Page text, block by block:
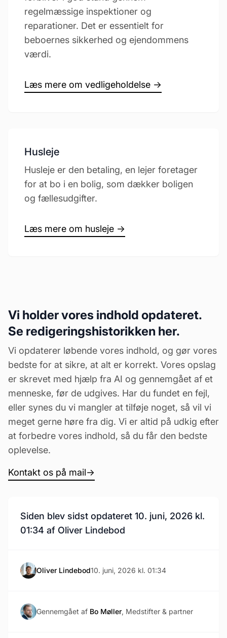
regelmæssige inspektioner og
reparationer. Det er essentielt for
beboernes sikkerhed og ejendommens
værdi.
Læs mere om vedligeholdelse →
Husleje
Husleje er den betaling, en lejer foretager
for at bo i en bolig, som dækker boligen
og fællesudgifter.
Læs mere om husleje →
Vi holder vores indhold opdateret.
Se redigeringshistorikken her.
Vi opdaterer løbende vores indhold, og gør vores
bedste for at sikre, at alt er korrekt. Vores opslag
er skrevet med hjælp fra AI og gennemgået af et
menneske, før de udgives. Har du fundet en fejl,
eller synes du vi mangler at tilføje noget, så vil vi
meget gerne høre fra dig. Vi er altid på udkig efter
at forbedre vores indhold, så du får den bedste
oplevelse.
Kontakt os på mail→
Siden blev sidst opdateret 10. juni, 2026 kl.
01:34 af Oliver Lindebod
Oliver Lindebod10. juni, 2026 kl. 01:34
Gennemgået af Bo Møller, Medstifter & partner